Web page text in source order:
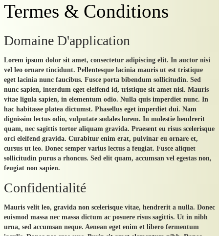
L'équipe médicale
Le personnel
Recrutement
Liens
Actualités
Galerie Photos
Termes & Conditions
Domaine D'application
Lorem ipsum dolor sit amet, consectetur adipiscing elit. In auctor nisi
vel leo ornare tincidunt. Pellentesque lacinia mauris ut est tristique
eget lacinia nunc faucibus. Fusce porta bibendum sollicitudin. Sed
nunc sapien, interdum eget eleifend id, tristique sit amet nisl. Mauris
vitae ligula sapien, in elementum odio. Nulla quis imperdiet nunc. In
hac habitasse platea dictumst. Phasellus eget imperdiet dui. Nam
dignissim lectus odio, vulputate sodales lorem. In molestie hendrerit
quam, nec sagittis tortor aliquam gravida. Praesent eu risus scelerisque
orci eleifend gravida. Curabitur enim erat, pulvinar eu ornare et,
cursus ut leo. Donec semper varius lectus a feugiat. Fusce aliquet
sollicitudin purus a rhoncus. Sed elit quam, accumsan vel egestas non,
feugiat non sapien.
Confidentialité
Mauris velit leo, gravida non scelerisque vitae, hendrerit a nulla. Donec
euismod massa nec massa dictum ac posuere risus sagittis. Ut in nibh
urna, sed accumsan neque. Aenean eget enim et libero fermentum